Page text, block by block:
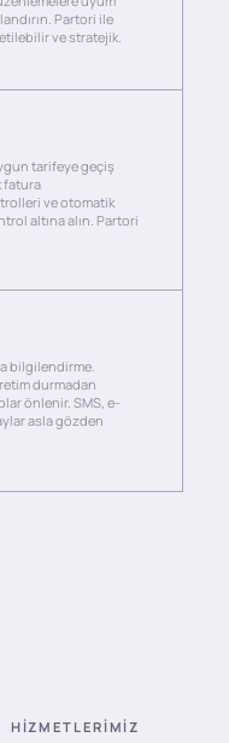
Partori ile
ve stratejik.
tarifeye geçiş
fatura
ve otomatik
altına alın. Partori
bilgilendirme.
durmadan
önlenir. SMS, e-
asla gözden
HIZMETLERIMIZ